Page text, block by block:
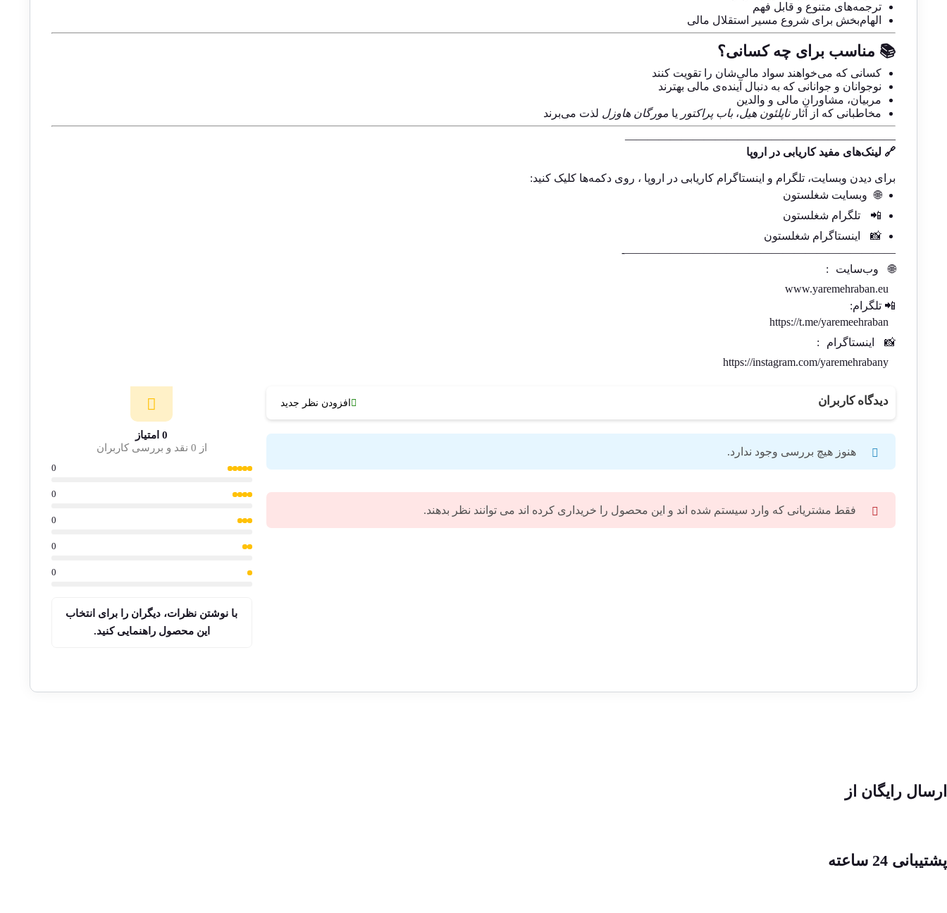
ترجمه‌های متنوع و قابل فهم
الهام‌بخش برای شروع مسیر استقلال مالی
📚 مناسب برای چه کسانی؟
کسانی که می‌خواهند سواد مالی‌شان را تقویت کنند
نوجوانان و جوانانی که به دنبال آینده‌ی مالی بهترند
مربیان، مشاوران مالی و والدین
مخاطبانی که از آثارناپلئون هیل، باب پراکتور یا مورگان هاوزل لذت می‌برند
————————————————————————
🔗 لینک‌های مفید کاریابی در اروپا
برای دیدن وبسایت، تلگرام و اینستاگرام کاریابی در اروپا ، روی دکمه‌ها کلیک کنید:
🌐
وبسایت شغلستون
📲
تلگرام شغلستون
📸
اینستاگرام شغلستون
————————————————————————-
🌐
وب‌سایت
:
www.yaremehraban.eu
📲 تلگرام:
https://t.me/yaremeehraban
📸
اینستاگرام
:
https://instagram.com/yaremehrabany
دیدگاه کاربران افزودن نظر جدید
هنوز هیچ بررسی وجود ندارد.
فقط مشتریانی که وارد سیستم شده اند و این محصول را خریداری کرده اند می توانند نظر بدهند.
0 امتیاز
از 0 نقد و بررسی کاربران
0
0
0
0
0
با نوشتن نظرات، دیگران را برای انتخاب
این محصول راهنمایی کنید.
ارسال رایگان از
پشتیبانی 24 ساعته